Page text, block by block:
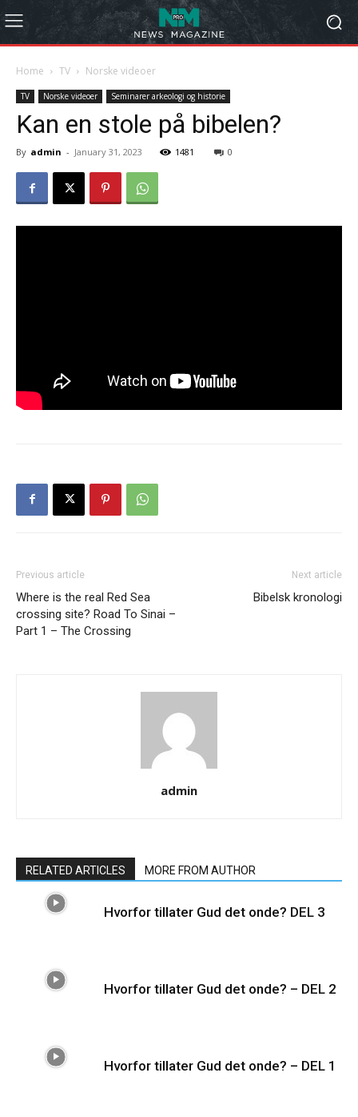
Home TV Norske videoer
TV Norske videoer Seminarer arkeologi og historie
Kan en stole på bibelen?
By admin - January 31, 2023 1481 0
Previous article
Where is the real Red Sea
crossing site? Road To Sinai –
Part 1 – The Crossing
Next article
Bibelsk kronologi
admin
RELATED ARTICLES MORE FROM AUTHOR
Hvorfor tillater Gud det onde? DEL 3
Hvorfor tillater Gud det onde? – DEL 2
Hvorfor tillater Gud det onde? – DEL 1